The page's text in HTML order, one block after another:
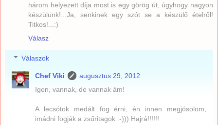
három helyezett díja most is egy görög út, úgyhogy nagyon
készülünk!...Ja, senkinek egy szót se a készülő ételről!
Titkos!...:)
Válasz
Válaszok
Chef Viki
augusztus 29, 2012
Igen, vannak, de vannak ám!
A lecsótok medált fog érni, én innen megjósolom,
imádni fogják a zsűritagok :-))) Hajrá!!!!!!